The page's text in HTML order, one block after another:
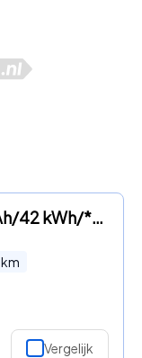
BMW i3 - 120Ah/42 kWh/*Unique Forever*/Leder/Carplay/W-pomp/Camera/20
km
Vergelijk